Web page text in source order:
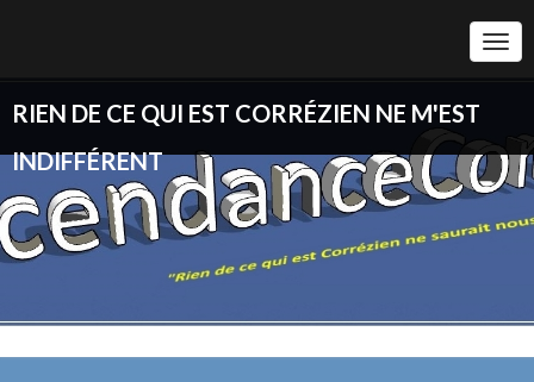
RIEN DE CE QUI EST CORRÉZIEN NE M'EST
INDIFFÉRENT